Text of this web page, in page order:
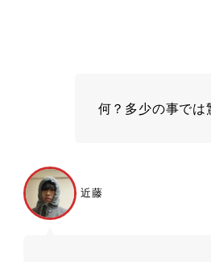
何？多少の事では
近藤